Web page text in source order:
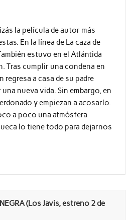
la película de autor más
En la línea de La caza de
estuvo en el Atlántida
Tras cumplir una condena en
a casa de su padre
nueva vida. Sin embargo, en
y empiezan a acosarlo.
a poco una atmósfera
lo tiene todo para dejarnos
(Los Javis, estreno 2 de